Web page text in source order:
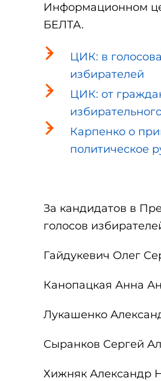
Информационном
БЕЛТА.
ЦИК: в
избирателей
ЦИК: от
Карпенко о
политическое
За кандидатов в
голосов
Гайдукевич Олег
Канопацкая Анна
Лукашенко
Сыранков Сергей
Хижняк Александр